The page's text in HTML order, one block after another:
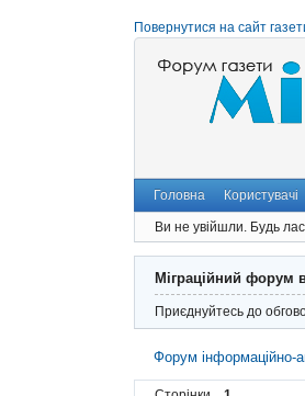
Повернутися на сайт
Головна Користувачі
Ви не увійшли. Будь
Міграційний форум
Приєднуйтесь до
Форум інформаційно-